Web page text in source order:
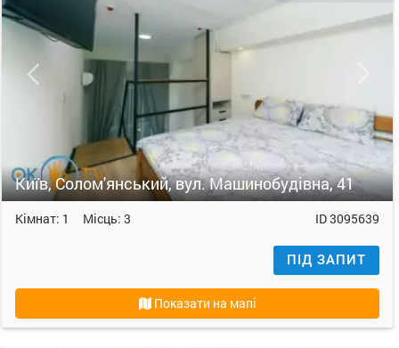
Київ, Солом'янський, вул. Машинобудівна, 41
Кімнат: 1 Місць: 3 ID3095639
ПІД ЗАПИТ
Показати на мапі